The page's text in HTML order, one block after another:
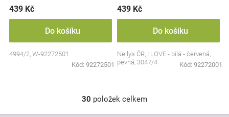
439 Kč
Do košíku
4994/2, W-92272501
Kód: 92272501
439 Kč
Do košíku
Nellys ČR, I LOVE - bílá - červená,
pevná, 3047/4
Kód: 92272001
O
v
30 položek celkem